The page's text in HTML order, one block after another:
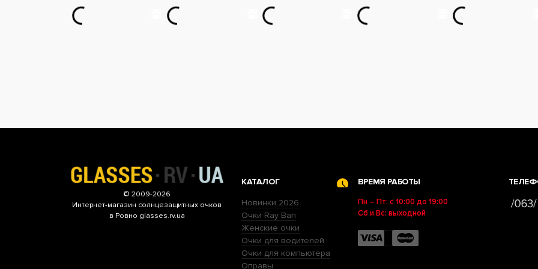
© 2009-2026
Интернет-магазин солнцезащитных очков
в Ровно glasses.rv.ua
КАТАЛОГ
Новинки 2026
Очки Ray Ban
Женские очки
Очки для водителей
Очки для компьютера
Оправы
ВРЕМЯ РАБОТЫ
Пн – Пт: с 10:00 до 19:00
Сб и Вс: выходной